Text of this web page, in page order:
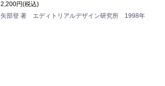
2,200円(税込)
矢部登 著 エディトリアルデザイン研究所 1998年